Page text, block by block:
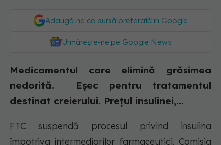
Adaugă-ne ca sursă preferată în Google
Urmărește-ne pe Google News
Medicamentul care elimină grăsimea
nedorită. Eșec pentru tratamentul
destinat creierului. Prețul insulinei,...
FTC suspendă procesul privind insulina
împotriva intermediarilor farmaceutici. Comisia